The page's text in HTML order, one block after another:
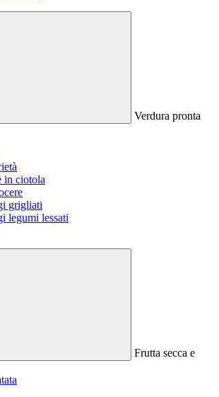
Verdura pronta
in ciotola
grigliati
legumi lessati
Frutta secca e